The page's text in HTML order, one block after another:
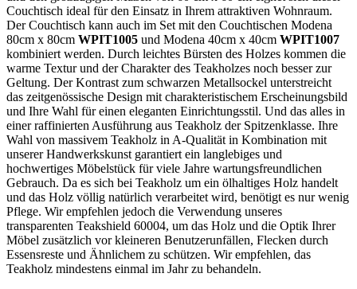
Couchtisch ideal für den Einsatz in Ihrem attraktiven Wohnraum.
Der Couchtisch kann auch im Set mit den Couchtischen Modena
80cm x 80cm WPIT1005 und Modena 40cm x 40cm WPIT1007
kombiniert werden. Durch leichtes Bürsten des Holzes kommen die
warme Textur und der Charakter des Teakholzes noch besser zur
Geltung. Der Kontrast zum schwarzen Metallsockel unterstreicht
das zeitgenössische Design mit charakteristischem Erscheinungsbild
und Ihre Wahl für einen eleganten Einrichtungsstil. Und das alles in
einer raffinierten Ausführung aus Teakholz der Spitzenklasse. Ihre
Wahl von massivem Teakholz in A-Qualität in Kombination mit
unserer Handwerkskunst garantiert ein langlebiges und
hochwertiges Möbelstück für viele Jahre wartungsfreundlichen
Gebrauch. Da es sich bei Teakholz um ein ölhaltiges Holz handelt
und das Holz völlig natürlich verarbeitet wird, benötigt es nur wenig
Pflege. Wir empfehlen jedoch die Verwendung unseres
transparenten Teakshield 60004, um das Holz und die Optik Ihrer
Möbel zusätzlich vor kleineren Benutzerunfällen, Flecken durch
Essensreste und Ähnlichem zu schützen. Wir empfehlen, das
Teakholz mindestens einmal im Jahr zu behandeln.